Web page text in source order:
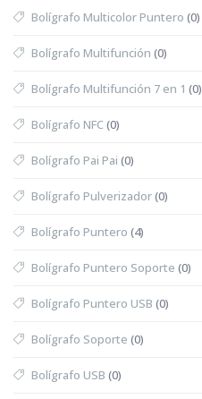
Bolígrafo Multicolor Puntero (0)
Bolígrafo Multifunción (0)
Bolígrafo Multifunción 7 en 1 (0)
Bolígrafo NFC(0)
Bolígrafo Pai Pai (0)
Bolígrafo Pulverizador(0)
Bolígrafo Puntero (4)
Bolígrafo Puntero Soporte (0)
Bolígrafo Puntero USB (0)
Bolígrafo Soporte (0)
Bolígrafo USB (0)